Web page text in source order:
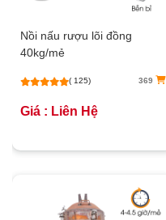
Nồi nấu rượu lõi đồng
40kg/mẻ
( 125) 369
Giá : Liên Hệ